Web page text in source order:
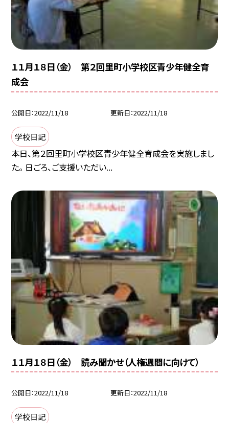
１１月１８日（金） 第２回里町小学校区青少年健全育
成会
公開日 2022/11/18 更新日 2022/11/18
学校日記
本日、第２回里町小学校区青少年健全育成会を実施しまし
た。 日ごろ、ご支援いただい...
１１月１８日（金） 読み聞かせ（人権週間に向けて）
公開日 2022/11/18 更新日 2022/11/18
学校日記